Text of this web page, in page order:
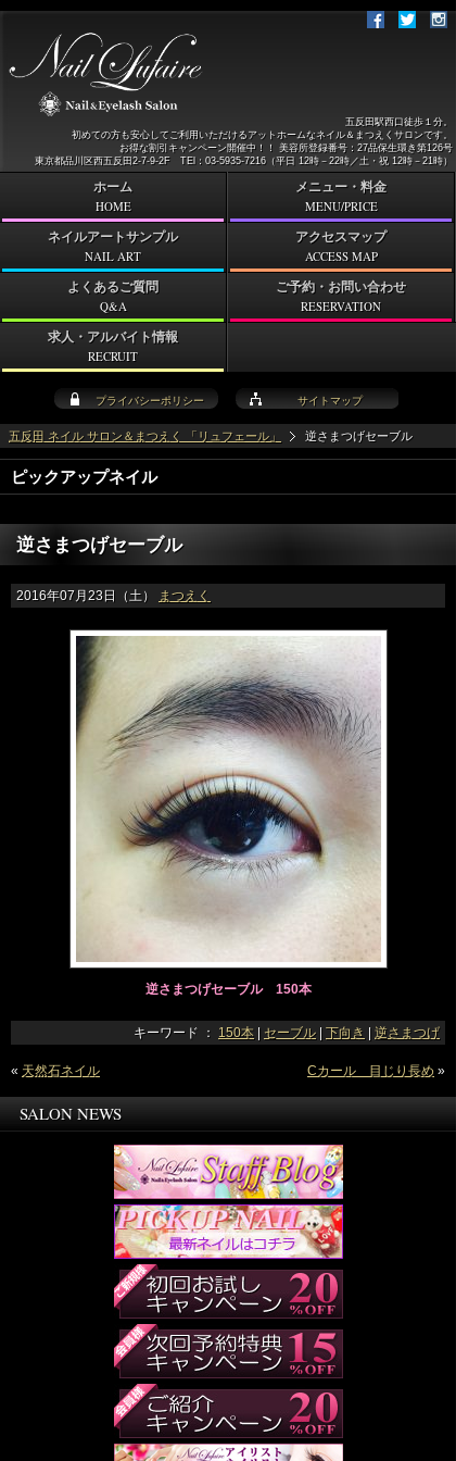
五反田 ネイル サロン＆まつえく 「リュフェール」 逆さまつげセーブル
ピックアップネイル
逆さまつげセーブル
2016年07月23日（土） まつえく
逆さまつげセーブル 150本
キーワード ： 150本 | セーブル | 下向き | 逆さまつげ
« 天然石ネイル Cカール 目じり長め »
SALON NEWS
プライバシーポリシー サイトマップ
五反田駅西口徒歩１分。
初めての方も安心してご利用いただけるアットホームなネイル＆まつえくサロンです。
お得な割引キャンペーン開催中！！ 美容所登録番号：27品保生環き第126号
東京都品川区西五反田2-7-9-2F TEl：03-5935-7216（平日 12時－22時／土・祝 12時－21時）
ホーム
HOME
メニュー・料金
MENU/PRICE
ネイルアートサンプル
NAIL ART
アクセスマップ
ACCESS MAP
よくあるご質問
Q&A
ご予約・お問い合わせ
RESERVATION
求人・アルバイト情報
RECRUIT